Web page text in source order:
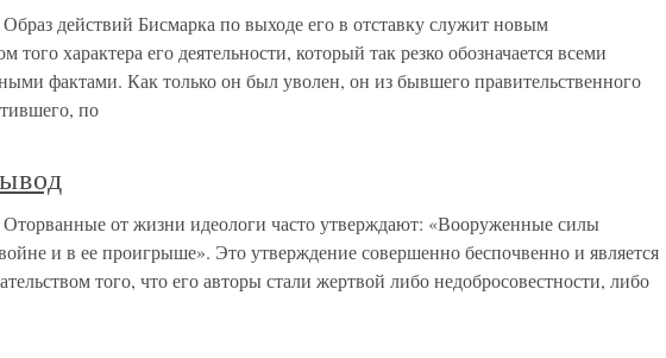
действий Бисмарка по выходе его в отставку служит новым
того характера его деятельности, который так резко обозначается всеми
фактами. Как только он был уволен, он из бывшего правительственного
по
от жизни идеологи часто утверждают: «Вооруженные силы
и в ее проигрыше». Это утверждение совершенно беспочвенно и является
того, что его авторы стали жертвой либо недобросовестности, либо